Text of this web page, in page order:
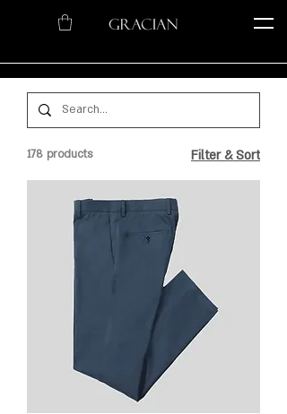
178 products Filter & Sort